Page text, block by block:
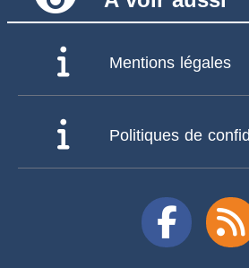
Mentions légales
Politiques de